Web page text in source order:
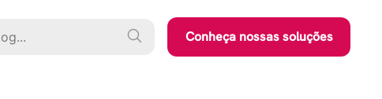
Conheça nossas soluções